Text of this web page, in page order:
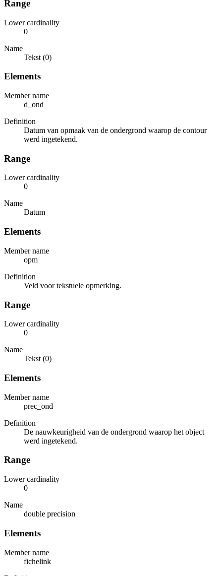
Range
Lower cardinality
0
Name
Tekst (0)
Elements
Member name
d_ond
Definition
Datum van opmaak van de ondergrond waarop de contour
werd ingetekend.
Range
Lower cardinality
0
Name
Datum
Elements
Member name
opm
Definition
Veld voor tekstuele opmerking.
Range
Lower cardinality
0
Name
Tekst (0)
Elements
Member name
prec_ond
Definition
De nauwkeurigheid van de ondergrond waarop het object
werd ingetekend.
Range
Lower cardinality
0
Name
double precision
Elements
Member name
fichelink